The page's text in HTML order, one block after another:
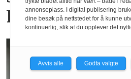
hotellene
annonseplass. I digital publisering
dine besøk på nettstedet for å kunne
kontinuerlig, slik at du opplever det
Avvis alle Godta valgte